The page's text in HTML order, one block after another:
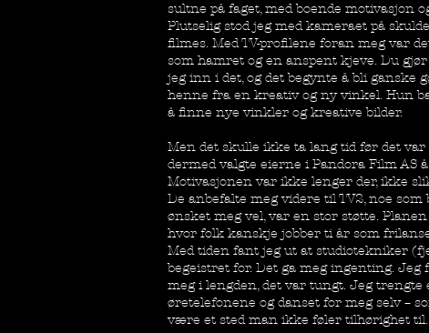
sultne på faget, med boende motivasjon
Plutselig stod jeg med kameraet på
filmes. Med TV-profilene foran meg var
som hamret og en anspent kjeve. Du
jeg inn i det, og det begynte å bli ganske
henne fra en kreativ og ny vinkel. Hun
å finne nye vinkler og kreative bilder.
Men det skulle ikke ta lang tid før det var
dermed valgte eierne i Pandora Film AS
Motivasjonen var ikke lenger der, ikke
De anbefalte meg videre til TV2, noe
ønsket meg vel, var en stor støtte.
hvor folk kanskje jobber ti år som
Med tiden fant jeg ut at studiotekniker
begeistret for. Det ga meg ingenting.
meg i lengden, det var tungt. Jeg trengte
øretelefonene og danset for meg selv –
være et sted man ikke føler tilhørighet til.